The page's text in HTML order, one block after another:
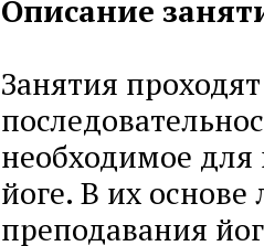
Описание
Занятия
необходимое для
йоге. В их
преподавания